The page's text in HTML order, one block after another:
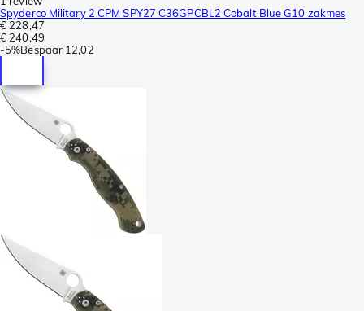
Spyderco Military 2 CPM SPY27 C36GPCBL2 Cobalt Blue G10 zakmes
€ 228,47
€ 240,49
-5%Bespaar 12,02